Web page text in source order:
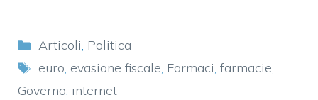
Categorie
Articoli, Politica
Tag
euro, evasione fiscale, Farmaci, farmacie,
Governo, internet